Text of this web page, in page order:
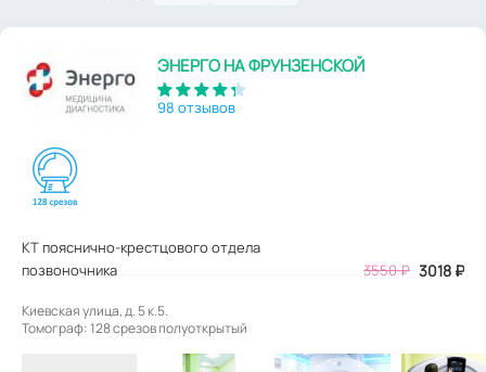
ЭНЕРГО НА ФРУНЗЕНСКОЙ
98 отзывов
КТ пояснично-крестцового отдела
позвоночника
3550₽ 3018 ₽
Киевская улица, д. 5 к.5.
Томограф: 128 срезов полуоткрытый